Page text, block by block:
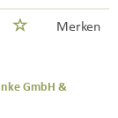
Merken
GmbH &